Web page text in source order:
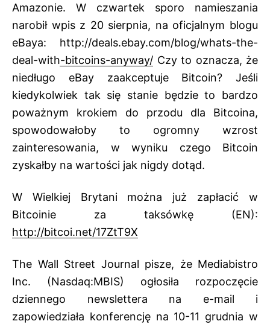
Amazonie. W czwartek sporo namieszania
narobił wpis z 20 sierpnia, na oficjalnym blogu
eBaya: http://deals.ebay.com/blog/whats-the-
deal-with-bitcoins-anyway/ Czy to oznacza, że
niedługo eBay zaakceptuje Bitcoin? Jeśli
kiedykolwiek tak się stanie będzie to bardzo
poważnym krokiem do przodu dla Bitcoina,
spowodowałoby to ogromny wzrost
zainteresowania, w wyniku czego Bitcoin
zyskałby na wartości jak nigdy dotąd.
W Wielkiej Brytani można już zapłacić w
Bitcoinie za taksówkę (EN):
http://bitcoi.net/17ZtT9X
The Wall Street Journal pisze, że Mediabistro
Inc. (Nasdaq:MBIS) ogłosiła rozpoczęcie
dziennego newslettera na e-mail i
zapowiedziała konferencję na 10-11 grudnia w